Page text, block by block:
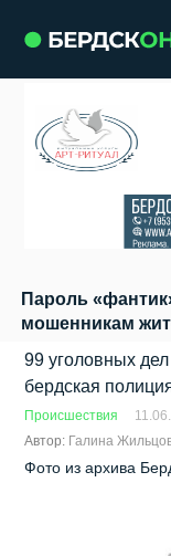
Пароль
мошенникам
99 уголовных
бердская
Происшествия
Автор: Галина
Фото из архива